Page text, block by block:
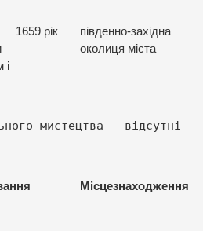
і
1659 рік
південно-західна
околиця міста
мистецтва - відсутні
Місцезнаходження